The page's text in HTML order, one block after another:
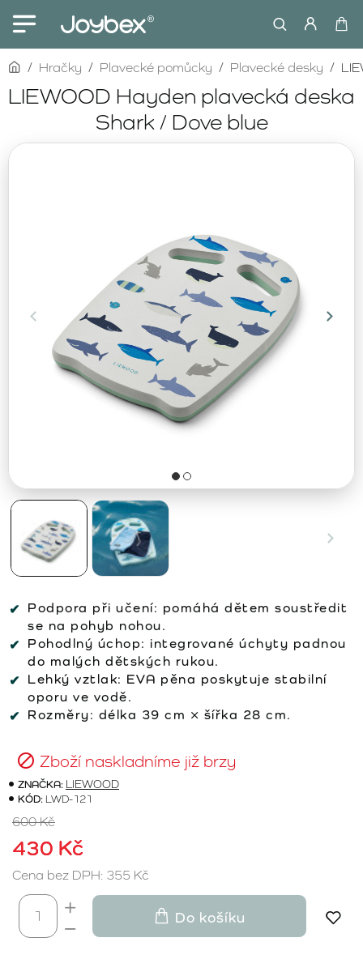
LIEWOOD Hayden plavecká deska
Shark / Dove blue
homeHračky Plavecké pomůcky Plavecké desky
Podpora při učení: pomáhá dětem soustředit
se na pohyb nohou.
Pohodlný úchop: integrované úchyty padnou
do malých dětských rukou.
Lehký vztlak: EVA pěna poskytuje stabilní
oporu ve vodě.
Rozměry: délka 39 cm × šířka 28 cm.
Zboží naskladníme již brzy
ZNAČKA: LIEWOOD
KÓD: LWD-121
430 Kč
600 Kč
Cena bez DPH: 355 Kč
Do košíku